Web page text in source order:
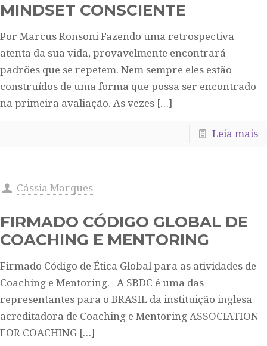
MINDSET CONSCIENTE
Por Marcus Ronsoni Fazendo uma retrospectiva
atenta da sua vida, provavelmente encontrará
padrões que se repetem. Nem sempre eles estão
construídos de uma forma que possa ser encontrado
na primeira avaliação. As vezes […]
Leia mais
Cássia Marques
FIRMADO CÓDIGO GLOBAL DE
COACHING E MENTORING
Firmado Código de Ética Global para as atividades de
Coaching e Mentoring. A SBDC é uma das
representantes para o BRASIL da instituição inglesa
acreditadora de Coaching e Mentoring ASSOCIATION
FOR COACHING […]